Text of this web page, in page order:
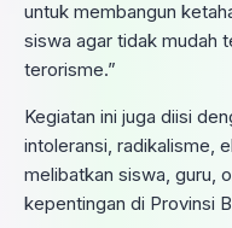
untuk membangun
siswa agar tidak mudah
terorisme.”
Kegiatan ini juga diisi
intoleransi, radikalisme,
melibatkan siswa, guru,
kepentingan di Provinsi